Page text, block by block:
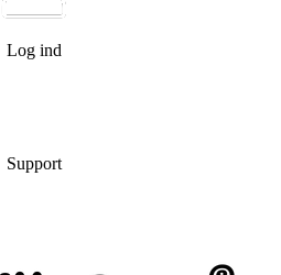
Log ind
Support